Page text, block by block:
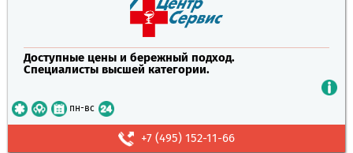
Доступные цены и бережный подход.
Специалисты высшей категории.
пн-вс
+7 (495) 152-11-66